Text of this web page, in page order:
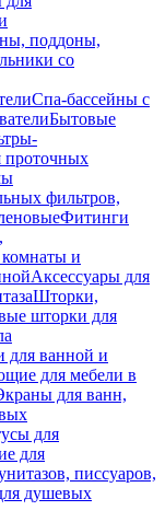
поддоны,
со
Спа-бассейны с
Бытовые
проточных
фильтров,
Фитинги
и
Аксессуары для
Шторки,
шторки для
для ванной и
для мебели в
для ванн,
для
для
писсуаров,
душевых